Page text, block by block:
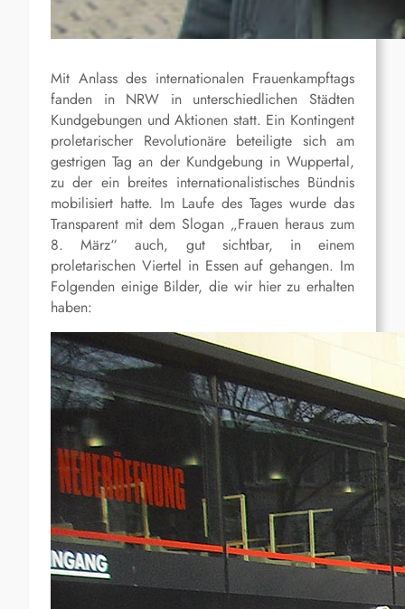
Mit Anlass des internationalen Frauenkampftags
fanden in NRW in unterschiedlichen Städten
Kundgebungen und Aktionen statt. Ein Kontingent
proletarischer Revolutionäre beteiligte sich am
gestrigen Tag an der Kundgebung in Wuppertal,
zu der ein breites internationalistisches Bündnis
mobilisiert hatte. Im Laufe des Tages wurde das
Transparent mit dem Slogan „Frauen heraus zum
8. März“ auch, gut sichtbar, in einem
proletarischen Viertel in Essen auf gehangen. Im
Folgenden einige Bilder, die wir hier zu erhalten
haben: